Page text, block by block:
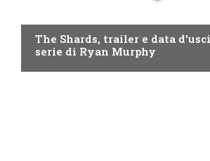
The Shards, trailer e data
serie di Ryan Murphy